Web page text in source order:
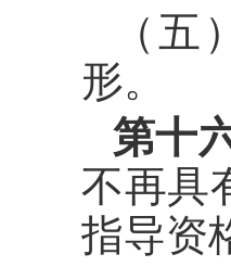
（
形。
第十
不再具
指导资